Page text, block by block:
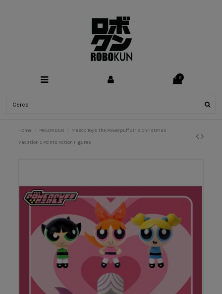
0
Home PREORDER
Mezco Toys The Powerpuff Girls Christmas
Vacation 5 Points Action Figures